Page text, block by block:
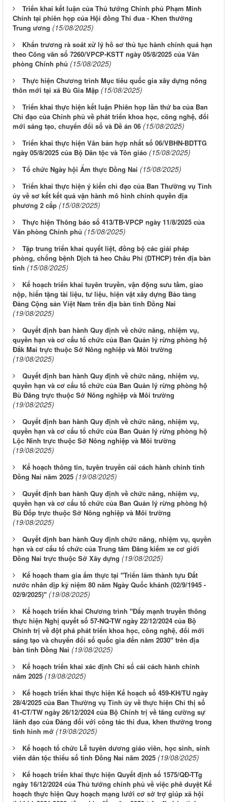
Triển khai kết luận của Thủ tướng Chính phủ Phạm Minh
Chính tại phiên họp của Hội đồng Thi đua - Khen thưởng
Trung ương (15/08/2025)
Khẩn trương rà soát xử lý hồ sơ thủ tục hành chính quá hạn
theo Công văn số 7260/VPCP-KSTT ngày 05/8/2025 của Văn
phòng Chính phủ (15/08/2025)
Thực hiện Chương trình Mục tiêu quốc gia xây dựng nông
thôn mới tại xã Bù Gia Mập (15/08/2025)
Triển khai thực hiện kết luận Phiên họp lần thứ ba của Ban
Chỉ đạo của Chính phủ về phát triển khoa học, công nghệ, đổi
mới sáng tạo, chuyển đổi số và Đề án 06 (15/08/2025)
Triển khai thực hiện Văn bản hợp nhất số 06/VBHN-BDTTG
ngày 05/8/2025 của Bộ Dân tộc và Tôn giáo (15/08/2025)
Tổ chức Ngày hội Ẩm thực Đồng Nai (15/08/2025)
Triển khai thực hiện ý kiến chỉ đạo của Ban Thường vụ Tỉnh
ủy về sơ kết kết quả vận hành mô hình chính quyền địa
phương 2 cấp (15/08/2025)
Thực hiện Thông báo số 413/TB-VPCP ngày 11/8/2025 của
Văn phòng Chính phủ (15/08/2025)
Tập trung triển khai quyết liệt, đồng bộ các giải pháp
phòng, chống bệnh Dịch tả heo Châu Phi (DTHCP) trên địa bàn
tỉnh (15/08/2025)
Kế hoạch triển khai tuyên truyền, vận động sưu tầm, giao
nộp, hiến tặng tài liệu, tư liệu, hiện vật xây dựng Bảo tàng
Đảng Cộng sản Việt Nam trên địa bàn tỉnh Đồng Nai
(19/08/2025)
Quyết định ban hành Quy định về chức năng, nhiệm vụ,
quyền hạn và cơ cấu tổ chức của Ban Quản lý rừng phòng hộ
Đắk Mai trực thuộc Sở Nông nghiệp và Môi trường
(19/08/2025)
Quyết định ban hành Quy định về chức năng, nhiệm vụ,
quyền hạn và cơ cấu tổ chức của Ban Quản lý rừng phòng hộ
Bù Đăng trực thuộc Sở Nông nghiệp và Môi trường
(19/08/2025)
Quyết định ban hành Quy định về chức năng, nhiệm vụ,
quyền hạn và cơ cấu tổ chức của Ban Quản lý rừng phòng hộ
Lộc Ninh trực thuộc Sở Nông nghiệp và Môi trường
(19/08/2025)
Kế hoạch thông tin, tuyên truyền cải cách hành chính tỉnh
Đồng Nai năm 2025 (19/08/2025)
Quyết định ban hành Quy định về chức năng, nhiệm vụ,
quyền hạn và cơ cấu tổ chức của Ban Quản lý rừng phòng hộ
Bù Đốp trực thuộc Sở Nông nghiệp và Môi trường
(19/08/2025)
Quyết định ban hành Quy định chức năng, nhiệm vụ, quyền
hạn và cơ cấu tổ chức của Trung tâm Đăng kiểm xe cơ giới
Đồng Nai trực thuộc Sở Xây dựng (19/08/2025)
Kế hoạch tham gia ẩm thực tại "Triển lãm thành tựu Đất
nước nhân dịp kỷ niệm 80 năm Ngày Quốc khánh (02/9/1945 -
02/9/2025)" (19/08/2025)
Kế hoạch triển khai Chương trình "Đẩy mạnh truyền thông
thực hiện Nghị quyết số 57-NQ-TW ngày 22/12/2024 của Bộ
Chính trị về đột phá phát triển khoa học, công nghệ, đổi mới
sáng tạo và chuyển đổi số quốc gia đến năm 2030" trên địa
bàn tỉnh Đồng Nai (19/08/2025)
Kế hoạch triển khai xác định Chỉ số cải cách hành chính
năm 2025 (19/08/2025)
Kế hoạch triển khai thực hiện Kế hoạch số 459-KH/TU ngày
28/4/2025 của Ban Thường vụ Tỉnh ủy về thực hiện Chỉ thị số
41-CT/TW ngày 26/12/2024 của Bộ Chính trị về tăng cường sự
lãnh đạo của Đảng đối với công tác thi đua, khen thưởng trong
tình hình mớ (19/08/2025)
Kế hoạch tổ chức Lễ tuyên dương giáo viên, học sinh, sinh
viên dân tộc thiểu số tỉnh Đồng Nai năm 2025 (19/08/2025)
Kế hoạch triển khai thực hiện Quyết định số 1575/QĐ-TTg
ngày 16/12/2024 của Thủ tướng chính phủ về việc phê duyệt Kế
hoạch thực hiện Quy hoạch mạng lưới cơ sở trợ giúp xã hội